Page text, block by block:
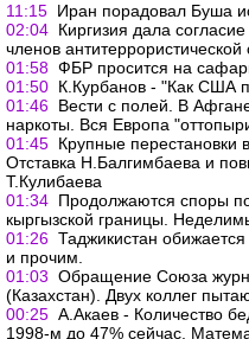
11:15 Иран порадовал Буша
02:04 Киргизия дала
членов
01:58 ФБР просится на
01:50 К.Курбанов - "Как США
01:46 Вести с полей. В
наркоты. Вся Европа
01:45 Крупные перестановки
Отставка Н.Балгимбаева и
Т.Кулибаева
01:34 Продолжаются споры
кыргызской границы.
01:26 Таджикистан
и прочим.
01:03 Обращение Союза
(Казахстан). Двух коллег
00:25 А.Акаев - Количество
1998-м до 47% сейчас.